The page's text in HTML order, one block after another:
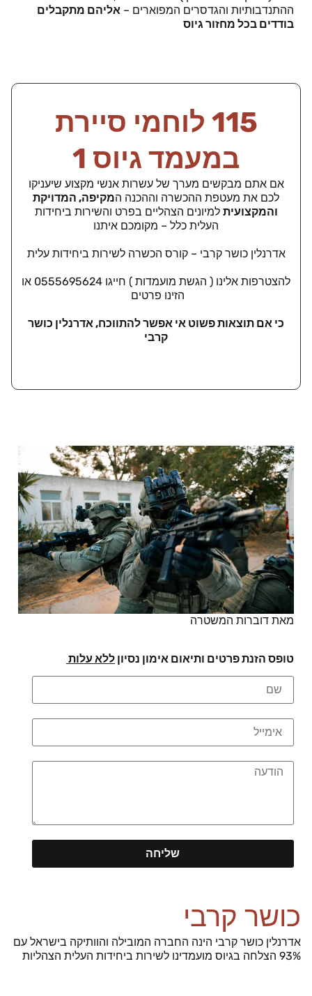
ההתנדבותיות והגדסרים המפוארים – אליהם מתקבלים
בודדים בכל מחזור גיוס
115 לוחמי סיירת
במעמד גיוס 1
אם אתם מבקשים מערך של עשרות אנשי מקצוע שיעניקו
לכם את מעטפת ההכשרה וההכנה המקיפה, המדויקת
והמקצועית למיונים הצהליים בפרט והשירות ביחידות
העלית כלל – מקומכם איתנו
אדרנלין כושר קרבי – קורס הכשרה לשירות ביחידות עלית
להצטרפות אלינו ( הגשת מועמדות ) חייגו 0555695624 או
הזינו פרטים
כי אם תוצאות פשוט אי אפשר להתווכח, אדרנלין כושר
קרבי
מאת דוברות המשטרה
טופס הזנת פרטים ותיאום אימון נסיון ללא עלות
שליחה
כושר קרבי
אדרנלין כושר קרבי הינה החברה המובילה והוותיקה בישראל עם
93% הצלחה בגיוס מועמדינו לשירות ביחידות העלית הצהליות